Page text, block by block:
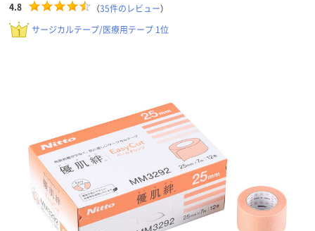
4.8 （35件のレビュー）
サージカルテープ/医療用テープ 1位